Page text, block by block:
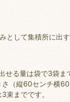
して集積所に出す
せる量は袋で3袋ま
さ（縦60センチ横
束までです。